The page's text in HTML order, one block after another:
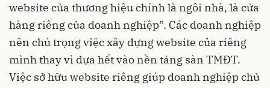
website của thương hiệu chính là ngôi nhà, là cửa
hàng riêng của doanh nghiệp”. Các doanh nghiệp
nên chú trọng việc xây dựng website của riêng
mình thay vì dựa hết vào nền tảng sàn TMĐT.
Việc sở hữu website riêng giúp doanh nghiệp chủ